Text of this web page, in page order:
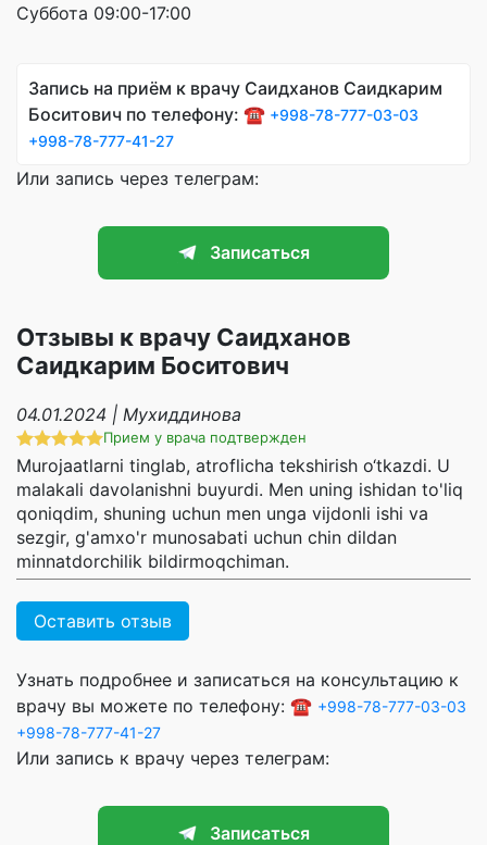
Суббота 09:00-17:00
Запись на приём к врачу Саидханов Саидкарим
Боситович по телефону: ☎️ +998-78-777-03-03
+998-78-777-41-27
Или запись через телеграм:
Записаться
Отзывы к врачу Саидханов
Саидкарим Боситович
04.01.2024 | Мухиддинова
Прием у врача подтвержден
Murojaatlarni tinglab, atroflicha tekshirish o‘tkazdi. U
malakali davolanishni buyurdi. Men uning ishidan to'liq
qoniqdim, shuning uchun men unga vijdonli ishi va
sezgir, g'amxo'r munosabati uchun chin dildan
minnatdorchilik bildirmoqchiman.
Оставить отзыв
Узнать подробнее и записаться на консультацию к
врачу вы можете по телефону: ☎️ +998-78-777-03-03
+998-78-777-41-27
Или запись к врачу через телеграм:
Записаться